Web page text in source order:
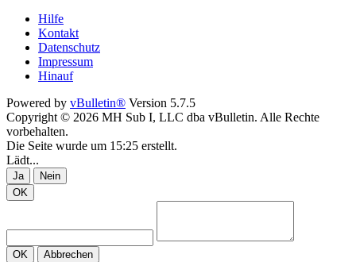
Hilfe
Kontakt
Datenschutz
Impressum
Hinauf
Powered by vBulletin® Version 5.7.5
Copyright © 2026 MH Sub I, LLC dba vBulletin. Alle Rechte
vorbehalten.
Die Seite wurde um 15:25 erstellt.
Lädt...
Ja
Nein
OK
OK Abbrechen